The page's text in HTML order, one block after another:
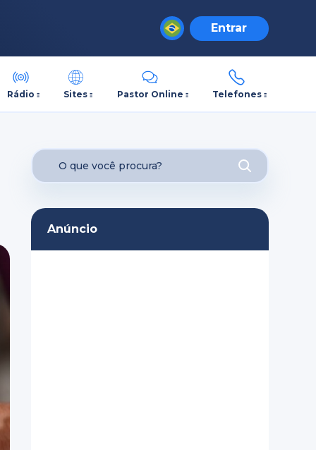
Entrar
Rádio Sites Pastor Online Telefones
Anúncio